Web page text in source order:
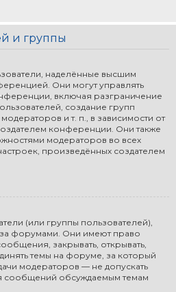
и группы
наделённые высшим
Они могут управлять
включая разграничение
создание групп
и т. п., в зависимости от
конференции. Они также
модераторов во всех
произведённых создателем
(или группы пользователей),
форумами. Они имеют право
закрывать, открывать,
темы на форуме, за который
модераторов — не допускать
сообщений обсуждаемым темам